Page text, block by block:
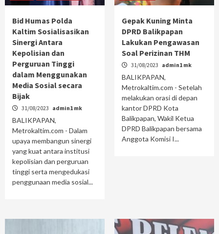
Bid Humas Polda
Kaltim Sosialisasikan
Sinergi Antara
Kepolisian dan
Perguruan Tinggi
dalam Menggunakan
Media Sosial secara
Bijak
31/08/2023 admin1 mk
BALIKPAPAN,
Metrokaltim.com - Dalam
upaya membangun sinergi
yang kuat antara institusi
kepolisian dan perguruan
tinggi serta mengedukasi
penggunaan media sosial...
Gepak Kuning Minta
DPRD Balikpapan
Lakukan Pengawasan
Soal Perizinan THM
31/08/2023 admin1 mk
BALIKPAPAN,
Metrokaltim.com - Setelah
melakukan orasi di depan
kantor DPRD Kota
Balikpapan, Wakil Ketua
DPRD Balikpapan bersama
Anggota Komisi I...